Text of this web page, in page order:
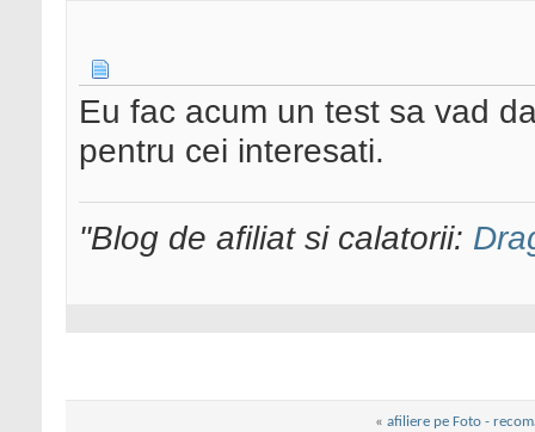
Eu fac acum un test sa vad
pentru cei interesati.
"Blog de afiliat si calatorii:
« afiliere pe Foto -